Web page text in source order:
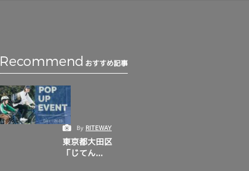
Recommend おすすめ記事
By RITEWAY
東京都大田区
「じてん...